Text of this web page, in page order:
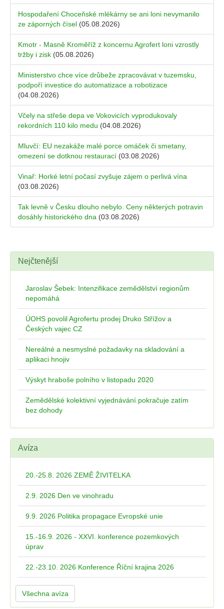
Hospodaření Choceňské mlékárny se ani loni nevymanilo
ze záporných čísel (05.08.2026)
Kmotr - Masně Kroměříž z koncernu Agrofert loni vzrostly
tržby i zisk (05.08.2026)
Ministerstvo chce více drůbeže zpracovávat v tuzemsku,
podpoří investice do automatizace a robotizace
(04.08.2026)
Včely na střeše depa ve Vokovicích vyprodukovaly
rekordních 110 kilo medu (04.08.2026)
Mluvčí: EU nezakáže malé porce omáček či smetany,
omezení se dotknou restaurací (03.08.2026)
Vinař: Horké letní počasí zvyšuje zájem o perlivá vína
(03.08.2026)
Tak levně v Česku dlouho nebylo. Ceny některých potravin
dosáhly historického dna (03.08.2026)
Nejčtenější
Jaroslav Šebek: Intenzifikace zemědělství regionům
nepomáhá
ÚOHS povolil Agrofertu prodej Druko Střížov a
Českých vajec CZ
Nereálné a nesmyslné požadavky na skladování a
aplikaci hnojiv
Výskyt hraboše polního v listopadu 2020
Zemědělské kolektivní vyjednávání pokračuje zatím
bez dohody
Avíza
20.-25.8. 2026 ZEMĚ ŽIVITELKA
2.9. 2026 Den ve vinohradu
9.9. 2026 Politika propagace Evropské unie
15.-16.9. 2026 - XXVI. konference pozemkových
úprav
22.-23.10. 2026 Konference Říční krajina 2026
Všechna avíza